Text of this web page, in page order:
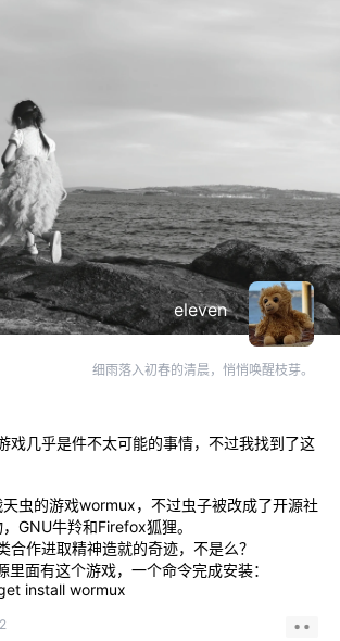
eleven
细雨落入初春的清晨，悄悄唤醒枝芽。
戏几乎是件不太可能的事情，不过我找到了这
虫的游戏wormux，不过虫子被改成了开源社
GNU牛羚和Firefox狐狸。
合作进取精神造就的奇迹，不是么？
里面有这个游戏，一个命令完成安装：
install wormux